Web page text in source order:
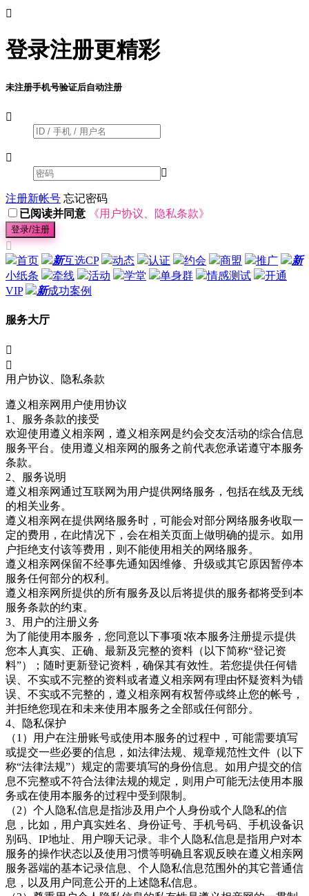

登录注册更精彩
未注册手机号验证后自动注册



注册新帐号 忘记密码
已阅读并同意
《用户协议、隐私条款》
登录/注册

首页
新互选CP 动态 认证 约会 商盟 推广
新
小纸条
牵线 活动 学堂 单身群 情感测试
开通
VIP
新成功案例
服务大厅


用户协议、隐私条款
遵义相亲网用户使用协议
1、服务条款的接受
欢迎使用遵义相亲网，遵义相亲网是约会交友活动的综合信息
服务平台。使用遵义相亲网的服务之前代表您承诺遵守本服务
条款。
2、服务说明
遵义相亲网通过互联网为用户提供网络服务，包括在线及无线
的相关业务。
遵义相亲网在提供网络服务时，可能会对部分网络服务收取一
定的费用，在此情况下，会在相关页面上做明确的提示。如用
户拒绝支付该等费用，则不能使用相关的网络服务。
遵义相亲网保留不经事先通知因维修、升级或其它原因暂停本
服务任何部分的权利。
遵义相亲网所提供的所有服务及以后将提供的服务都将受到本
服务条款的约束。
3、用户的注册义务
为了能使用本服务，您同意以下事项 ∶依本服务注册提示提供
您本人真实、正确、最新及完整的资料（以下简称“登记资
料”）；随时更新登记资料，确保其有效性。若您提供任何错
误、不实或不完整的资料或者遵义相亲网有理由怀疑资料为错
误、不实或不完整的，遵义相亲网有权暂停或终止您的帐号，
并拒绝您现在和未来使用本服务之全部或任何部分。
4、隐私保护
（1）用户在注册账号或使用本服务的过程中，可能需要填写
或提交一些必要的信息，如法律法规、规章规范性文件（以下
称“法律法规”）规定的需要填写的身份信息。如用户提交的信
息不完整或不符合法律法规的规定，则用户可能无法使用本服
务或在使用本服务的过程中受到限制。
（2）个人隐私信息是指涉及用户个人身份或个人隐私的信
息，比如，用户真实姓名、身份证号、手机号码、手机设备识
别码、IP地址、用户聊天记录。非个人隐私信息是指用户对本
服务的操作状态以及使用习惯等明确且客观反映在遵义相亲网
服务器端的基本记录信息、个人隐私信息范围外的其它普通信
息，以及用户同意公开的上述隐私信息。